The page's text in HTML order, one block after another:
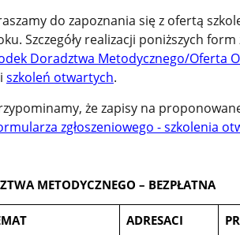
do zapoznania się z ofertą
Szczegóły realizacji poniższych
Doradztwa Metodycznego/Oferta
i szkoleń otwartych.
że zapisy na
zgłoszeniowego - szkolenia
METODYCZNEGO – BEZPŁATNA
ADRESACI